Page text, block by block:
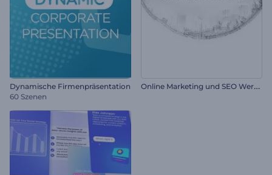
Dynamische Firmenpräsentation
60 Szenen
O
nline Marketing und SEO Werbung